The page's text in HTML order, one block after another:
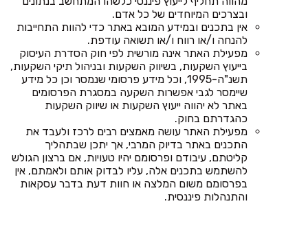
ובצרכים המיוחדים של כל אדם.
אין בתכנים ובמידע המובא באתר כדי להוות התחייבות
להנחה ו/או רווח ו/או תשואה עודפת.
מפעילת האתר אינה מורשית לפי חוק הסדרת העיסוק
בייעוץ השקעות, בשיווק השקעות ובניהול תיקי השקעות,
תשנ"ה-1995, וכל מידע פרסומי שנמסר וכן כל מידע
שיימסר לגבי אפשרות השקעה במסגרת הפרסומים
באתר לא יהווה ייעוץ השקעות או שיווק השקעות
כהגדרתם בחוק.
מפעילת האתר עושה מאמצים רבים לרכז ולעבד את
התכנים באתר בדיוק המרבי, אך יתכן שבתהליך
קליטתם, עיבודם ופרסומם יהיו טעויות, אם ברצון הגולש
להשתמש בתכנים אלה, עליו לבדוק אותם ולאמתם, אין
בפרסומם משום המלצה או חוות דעת בדבר עסקאות
והתנהלות פיננסית.